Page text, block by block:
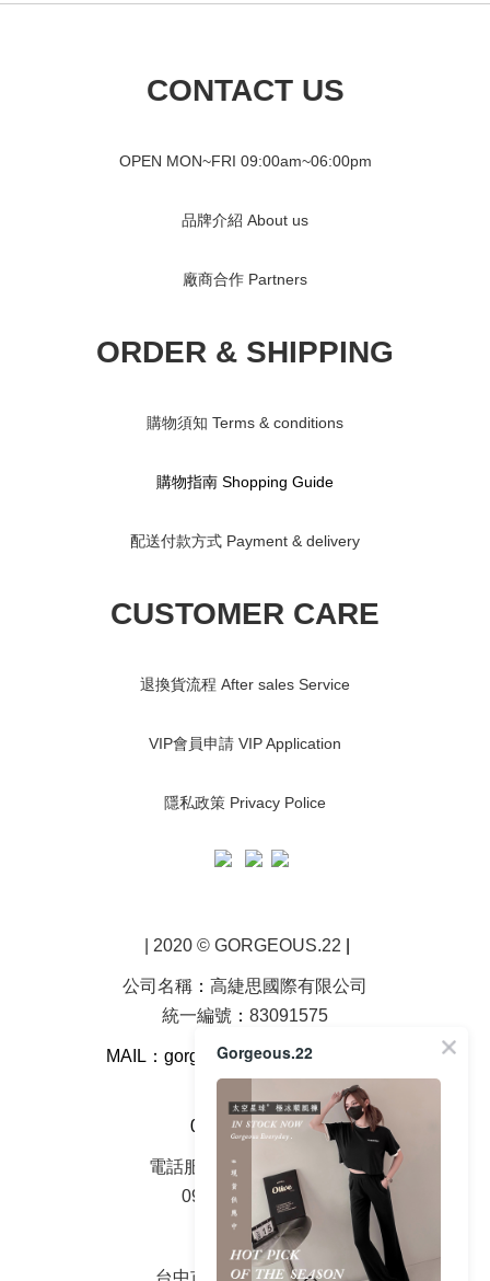
CONTACT US
OPEN MON~FRI 09:00am~06:00pm
品牌介紹 About us
廠商合作 Partners
ORDER & SHIPPING
購物須知 Terms & conditions
購物指南 Shopping Guide
配送付款方式 Payment & delivery
CUSTOMER CARE
退換貨流程 After sales Service
VIP會員申請 VIP Application
隱私政策 Privacy Police
| 2020 © GORGEOUS.22
公司名稱 ： 高緁思國際有限公司
統一編號 ： 83091575
MAIL：gorgeous22923@gmail.com
0968-202-522
電話服務時間周一至周五
09：00 - 18：00
面交地址
台中市大雅區中山路2號
Gorgeous.22